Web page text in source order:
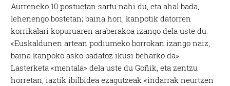
Aurreneko 10 postuetan sartu nahi du, eta ahal bada,
lehenengo bostetan; baina hori, kanpotik datorren
korrikalari kopuruaren araberakoa izango dela uste du.
«Euskaldunen artean podiumeko borrokan izango naiz,
baina kanpoko asko badatoz ikusi beharko da».
Lasterketa «mentala» dela uste du Goñik, eta zentzu
horretan, iaztik ibilbidea ezagutzeak «indarrak neurtzen